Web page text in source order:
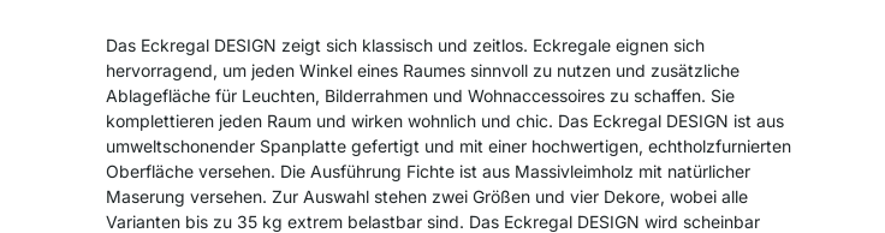
Das Eckregal DESIGN zeigt sich klassisch und zeitlos. Eckregale eignen sich
hervorragend, um jeden Winkel eines Raumes sinnvoll zu nutzen und zusätzliche
Ablagefläche für Leuchten, Bilderrahmen und Wohnaccessoires zu schaffen. Sie
komplettieren jeden Raum und wirken wohnlich und chic. Das Eckregal DESIGN ist aus
umweltschonender Spanplatte gefertigt und mit einer hochwertigen, echtholzfurnierten
Oberfläche versehen. Die Ausführung Fichte ist aus Massivleimholz mit natürlicher
Maserung versehen. Zur Auswahl stehen zwei Größen und vier Dekore, wobei alle
Varianten bis zu 35 kg extrem belastbar sind. Das Eckregal DESIGN wird scheinbar